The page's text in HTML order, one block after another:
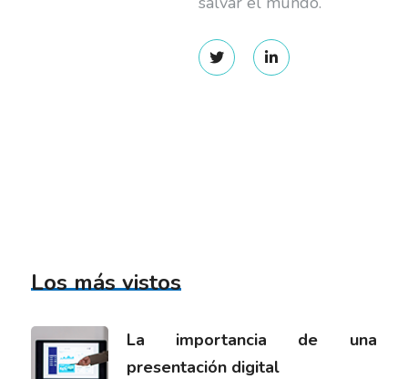
Los más vistos
La importancia de una
presentación digital